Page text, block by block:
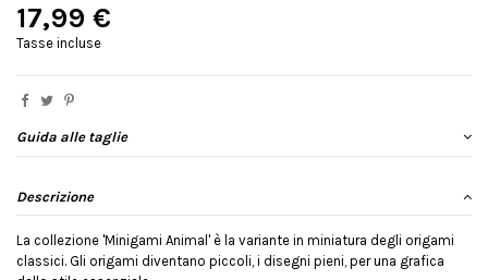
17,99 €
Tasse incluse
Guida alle taglie
Descrizione
La collezione 'Minigami Animal' è la variante in miniatura degli origami
classici. Gli origami diventano piccoli, i disegni pieni, per una grafica